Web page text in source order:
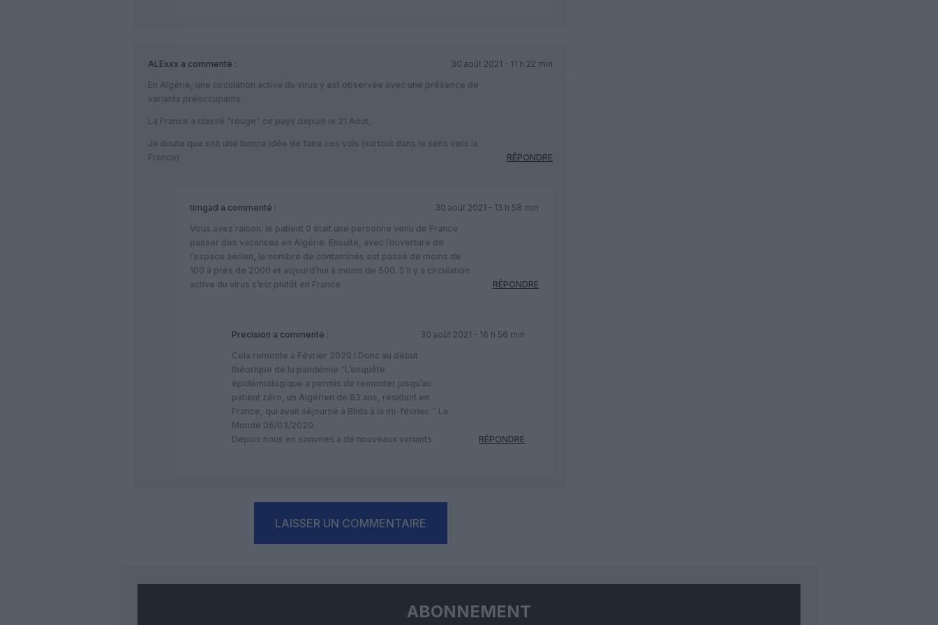
ALExxx a commenté :
30 août 2021 - 11 h 22 min
En Algérie, une circulation active du virus y est observée avec une présence de
variants préoccupants.
La France a classé “rouge” ce pays depuis le 21 Aout,
Je doute que soit une bonne idée de faire ces vols (surtout dans le sens vers la
France)
RÉPONDRE
timgad a commenté :
30 août 2021 - 13 h 58 min
Vous avez raison. le patient 0 était une personne venu de France
passer des vacances en Algérie. Ensuite, avec l’ouverture de
l’espace aérien, le nombre de contaminés est passé de moins de
100 à près de 2000 et aujourd’hui à moins de 500. S’il y a circulation
active du virus c’est plutôt en France.
RÉPONDRE
Precision a commenté :
30 août 2021 - 16 h 56 min
Cela remonte à Février 2020 ! Donc au début
théorique de la pandémie “L’enquête
épidémiologique a permis de remonter jusqu’au
patient zéro, un Algérien de 83 ans, résidant en
France, qui avait séjourné à Blida à la mi-février. ” Le
Monde 06/03/2020.
Depuis nous en sommes à de nouveaux variants
RÉPONDRE
LAISSER UN COMMENTAIRE
ABONNEMENT